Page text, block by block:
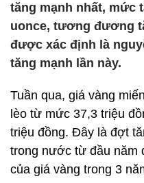
tăng mạnh nhất, mức
uonce, tương đương
được xác định là
tăng mạnh lần này.
Tuần qua, giá vàng
lèo từ mức 37,3 triệu
triệu đồng. Đây là đợt
trong nước từ đầu năm
của giá vàng trong 3